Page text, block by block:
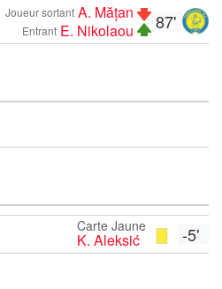
87'
Joueur sortant A. Mățan
Entrant E. Nikolaou
-5'
Carte Jaune
K. Aleksić